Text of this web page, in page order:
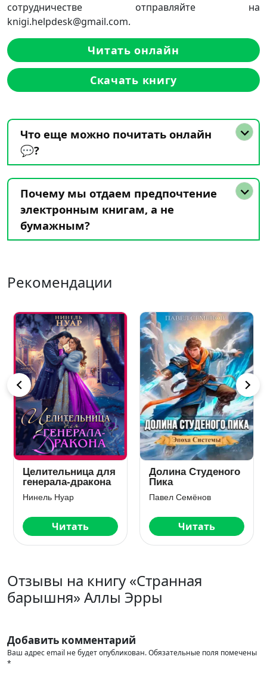
сотрудничестве отправляйте на
knigi.helpdesk@gmail.com.
Читать онлайн
Скачать книгу
Что еще можно почитать онлайн
💬?
Почему мы отдаем предпочтение
электронным книгам, а не
бумажным?
Рекомендации
Хозяйка дома в
«Гиблых
Пределах»
Юлия Нова
Читать
Хранительница
Души
Алекс Найт
Читать
Отзывы на книгу «Странная
барышня» Аллы Эрры
Добавить комментарий
Ваш адрес email не будет опубликован.Обязательные поля помечены
*